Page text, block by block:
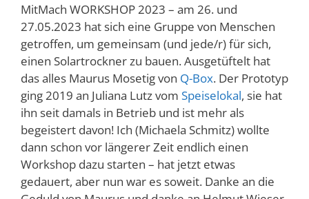
MitMach WORKSHOP 2023 – am 26. und
27.05.2023 hat sich eine Gruppe von Menschen
getroffen, um gemeinsam (und jede/r) für sich,
einen Solartrockner zu bauen. Ausgetüftelt hat
das alles Maurus Mosetig von Q-Box. Der Prototyp
ging 2019 an Juliana Lutz vom Speiselokal, sie hat
ihn seit damals in Betrieb und ist mehr als
begeistert davon! Ich (Michaela Schmitz) wollte
dann schon vor längerer Zeit endlich einen
Workshop dazu starten – hat jetzt etwas
gedauert, aber nun war es soweit. Danke an die